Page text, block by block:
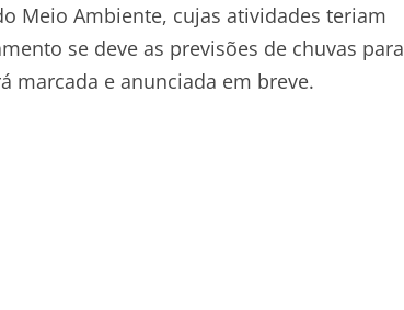
Meio Ambiente, cujas atividades teriam
se deve as previsões de chuvas para
marcada e anunciada em breve.